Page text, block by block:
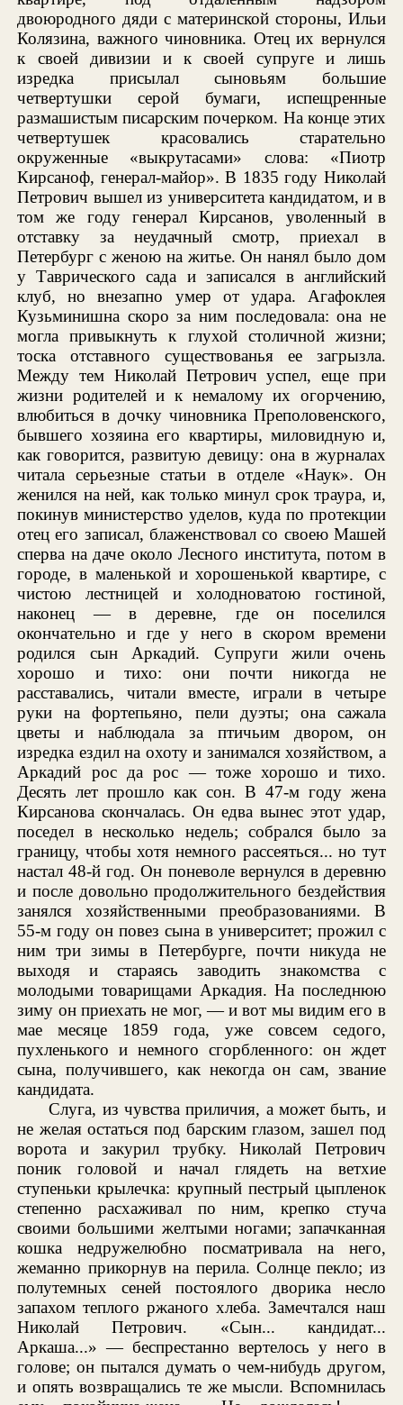
двоюродного дяди с материнской стороны, Ильи
Колязина, важного чиновника. Отец их вернулся
к своей дивизии и к своей супруге и лишь
изредка присылал сыновьям большие
четвертушки серой бумаги, испещренные
размашистым писарским почерком. На конце этих
четвертушек красовались старательно
окруженные «выкрутасами» слова: «Пиотр
Кирсаноф, генерал-майор». В 1835 году Николай
Петрович вышел из университета кандидатом, и в
том же году генерал Кирсанов, уволенный в
отставку за неудачный смотр, приехал в
Петербург с женою на житье. Он нанял было дом
у Таврического сада и записался в английский
клуб, но внезапно умер от удара. Агафоклея
Кузьминишна скоро за ним последовала: она не
могла привыкнуть к глухой столичной жизни;
тоска отставного существованья ее загрызла.
Между тем Николай Петрович успел, еще при
жизни родителей и к немалому их огорчению,
влюбиться в дочку чиновника Преполовенского,
бывшего хозяина его квартиры, миловидную и,
как говорится, развитую девицу: она в журналах
читала серьезные статьи в отделе «Наук». Он
женился на ней, как только минул срок траура, и,
покинув министерство уделов, куда по протекции
отец его записал, блаженствовал со своею Машей
сперва на даче около Лесного института, потом в
городе, в маленькой и хорошенькой квартире, с
чистою лестницей и холодноватою гостиной,
наконец — в деревне, где он поселился
окончательно и где у него в скором времени
родился сын Аркадий. Супруги жили очень
хорошо и тихо: они почти никогда не
расставались, читали вместе, играли в четыре
руки на фортепьяно, пели дуэты; она сажала
цветы и наблюдала за птичьим двором, он
изредка ездил на охоту и занимался хозяйством, а
Аркадий рос да рос — тоже хорошо и тихо.
Десять лет прошло как сон. В 47-м году жена
Кирсанова скончалась. Он едва вынес этот удар,
поседел в несколько недель; собрался было за
границу, чтобы хотя немного рассеяться... но тут
настал 48-й год. Он поневоле вернулся в деревню
и после довольно продолжительного бездействия
занялся хозяйственными преобразованиями. В
55-м году он повез сына в университет; прожил с
ним три зимы в Петербурге, почти никуда не
выходя и стараясь заводить знакомства с
молодыми товарищами Аркадия. На последнюю
зиму он приехать не мог, — и вот мы видим его в
мае месяце 1859 года, уже совсем седого,
пухленького и немного сгорбленного: он ждет
сына, получившего, как некогда он сам, звание
кандидата.
Слуга, из чувства приличия, а может быть, и
не желая остаться под барским глазом, зашел под
ворота и закурил трубку. Николай Петрович
поник головой и начал глядеть на ветхие
ступеньки крылечка: крупный пестрый цыпленок
степенно расхаживал по ним, крепко стуча
своими большими желтыми ногами; запачканная
кошка недружелюбно посматривала на него,
жеманно прикорнув на перила. Солнце пекло; из
полутемных сеней постоялого дворика несло
запахом теплого ржаного хлеба. Замечтался наш
Николай Петрович. «Сын... кандидат...
Аркаша...» — беспрестанно вертелось у него в
голове; он пытался думать о чем-нибудь другом,
и опять возвращались те же мысли. Вспомнилась